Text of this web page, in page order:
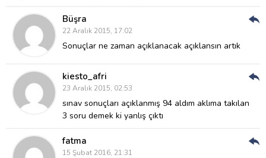
Büşra
22 Aralık 2015, 17:02
Sonuçlar ne zaman açıklanacak açıklansın artık
kiesto_afri
23 Aralık 2015, 02:53
sınav sonuçları açıklanmış 94 aldım aklıma takılan
3 soru demek ki yanlış çıktı
Ver
fatma
15 Şubat 2016, 21:31